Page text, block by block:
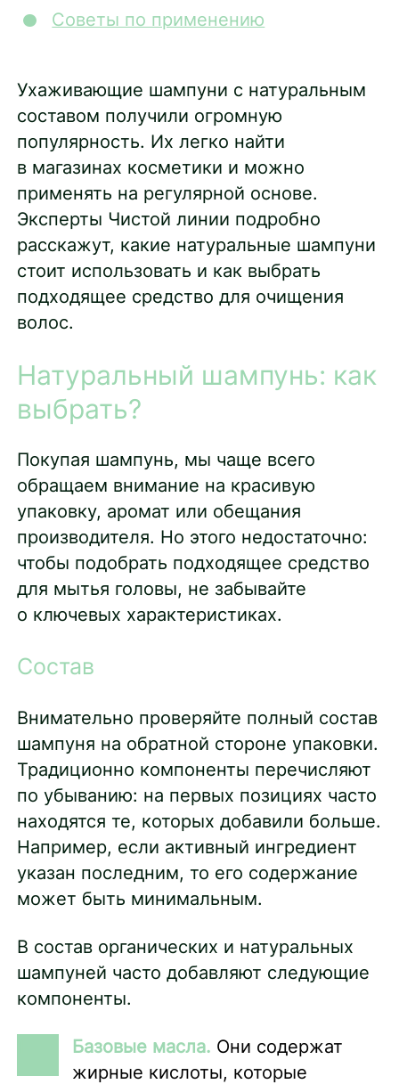
Советы по применению
Ухаживающие шампуни с натуральным
составом получили огромную
популярность. Их легко найти
в магазинах косметики и можно
применять на регулярной основе.
Эксперты Чистой линии подробно
расскажут, какие натуральные шампуни
стоит использовать и как выбрать
подходящее средство для очищения
волос.
Натуральный шампунь: как
выбрать?
Покупая шампунь, мы чаще всего
обращаем внимание на красивую
упаковку, аромат или обещания
производителя. Но этого недостаточно:
чтобы подобрать подходящее средство
для мытья головы, не забывайте
о ключевых характеристиках.
Состав
Внимательно проверяйте полный состав
шампуня на обратной стороне упаковки.
Традиционно компоненты перечисляют
по убыванию: на первых позициях часто
находятся те, которых добавили больше.
Например, если активный ингредиент
указан последним, то его содержание
может быть минимальным.
В состав органических и натуральных
шампуней часто добавляют следующие
компоненты.
Базовые масла. Они содержат
жирные кислоты, которые